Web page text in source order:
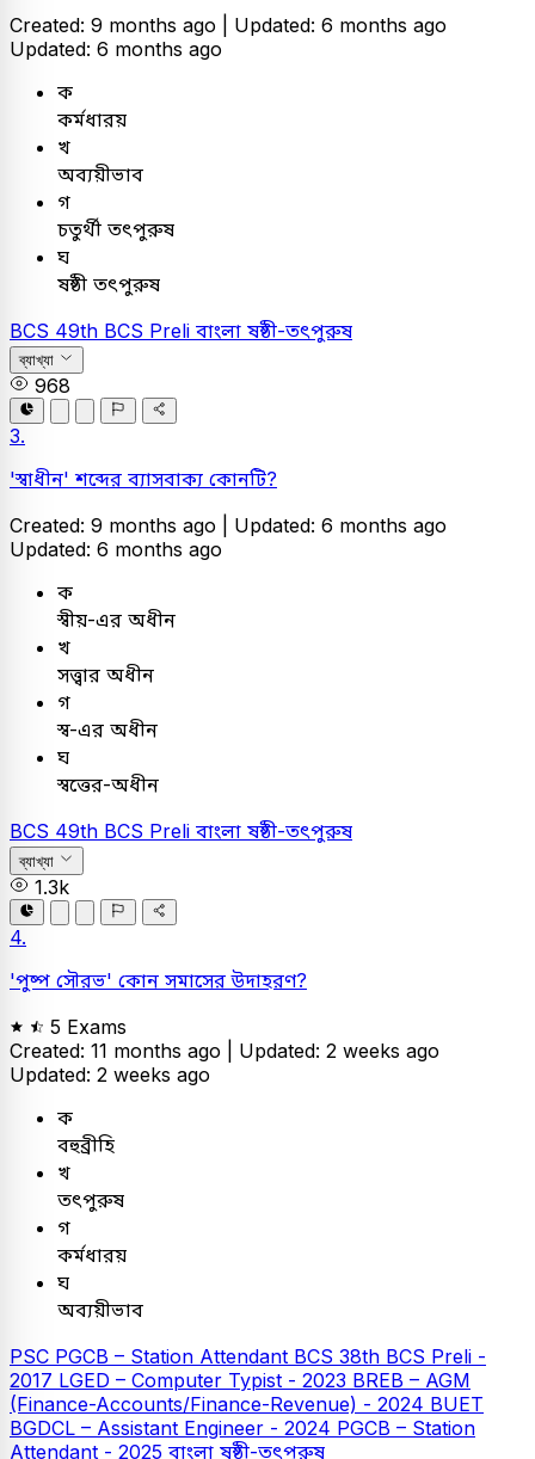
Created: 9 months ago | Updated: 6 months ago
Updated: 6 months ago
ক
কর্মধারয়
খ
অব্যয়ীভাব
গ
চতুর্থী তৎপুরুষ
ঘ
ষষ্ঠী তৎপুরুষ
BCS 49th BCS Preli বাংলা ষষ্ঠী-তৎপুরুষ
ব্যাখ্যা
968
3.
'স্বাধীন' শব্দের ব্যাসবাক্য কোনটি?
Created: 9 months ago | Updated: 6 months ago
Updated: 6 months ago
ক
স্বীয়-এর অধীন
খ
সত্ত্বার অধীন
গ
স্ব-এর অধীন
ঘ
স্বত্তের-অধীন
BCS 49th BCS Preli বাংলা ষষ্ঠী-তৎপুরুষ
ব্যাখ্যা
1.3k
4.
'পুষ্প সৌরভ' কোন সমাসের উদাহরণ?
5 Exams
Created: 11 months ago | Updated: 2 weeks ago
Updated: 2 weeks ago
ক
বহুব্রীহি
খ
তৎপুরুষ
গ
কর্মধারয়
ঘ
অব্যয়ীভাব
PSC PGCB – Station Attendant BCS 38th BCS Preli -
2017 LGED – Computer Typist - 2023 BREB – AGM
(Finance-Accounts/Finance-Revenue) - 2024 BUET
BGDCL – Assistant Engineer - 2024 PGCB – Station
Attendant - 2025 বাংলা ষষ্ঠী-তৎপুরুষ